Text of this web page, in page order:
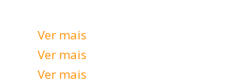
Ver mais
Ver mais
Ver mais